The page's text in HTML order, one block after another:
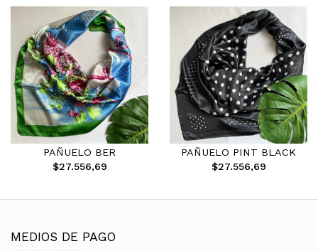
PAÑUELO BER
$27.556,69
PAÑUELO PINT BLACK
$27.556,69
MEDIOS DE PAGO